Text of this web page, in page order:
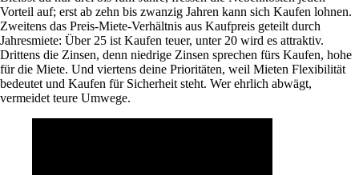
Vorteil auf; erst ab zehn bis zwanzig Jahren kann sich Kaufen lohnen.
Zweitens das Preis-Miete-Verhältnis aus Kaufpreis geteilt durch
Jahresmiete: Über 25 ist Kaufen teuer, unter 20 wird es attraktiv.
Drittens die Zinsen, denn niedrige Zinsen sprechen fürs Kaufen, hohe
für die Miete. Und viertens deine Prioritäten, weil Mieten Flexibilität
bedeutet und Kaufen für Sicherheit steht. Wer ehrlich abwägt,
vermeidet teure Umwege.